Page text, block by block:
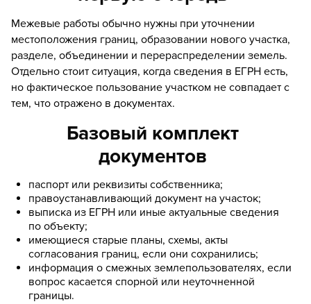
Кадастровые работы >>
Межевые работы обычно нужны при уточнении
местоположения границ, образовании нового участка,
разделе, объединении и перераспределении земель.
Отдельно стоит ситуация, когда сведения в ЕГРН есть,
но фактическое пользование участком не совпадает с
тем, что отражено в документах.
Базовый комплект
документов
паспорт или реквизиты собственника;
правоустанавливающий документ на участок;
выписка из ЕГРН или иные актуальные сведения
по объекту;
имеющиеся старые планы, схемы, акты
согласования границ, если они сохранились;
информация о смежных землепользователях, если
вопрос касается спорной или неуточненной
границы.